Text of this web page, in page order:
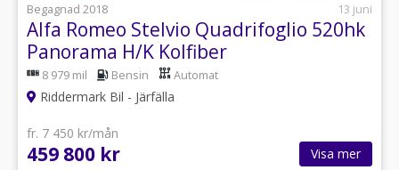
Begagnad 2018
13 juni
Alfa Romeo Stelvio Quadrifoglio 520hk
Panorama H/K Kolfiber
8 979 mil Bensin Automat
Riddermark Bil - Järfälla
fr. 7 450 kr/mån
459 800 kr Visa mer